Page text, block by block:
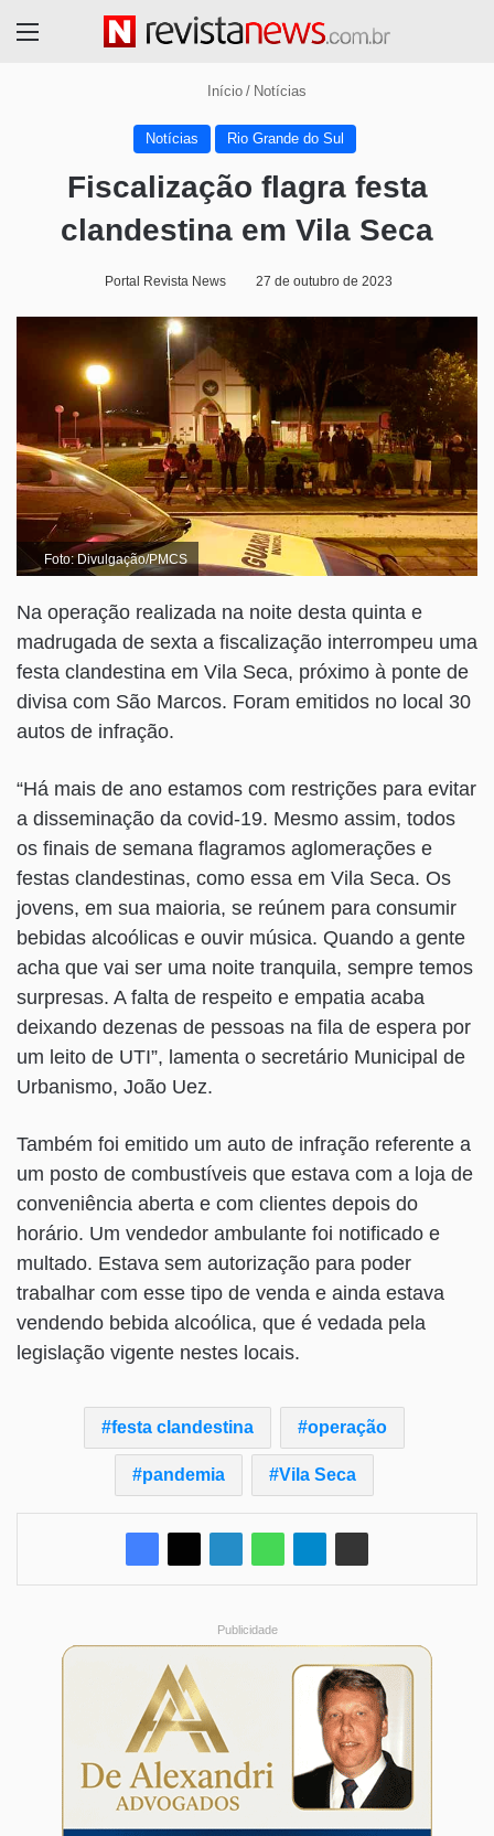
Início / Notícias
Notícias Rio Grande do Sul
Fiscalização flagra festa
clandestina em Vila Seca
Portal Revista News 27 de outubro de 2023
Foto: Divulgação/PMCS
Na operação realizada na noite desta quinta e
madrugada de sexta a fiscalização interrompeu uma
festa clandestina em Vila Seca, próximo à ponte de
divisa com São Marcos. Foram emitidos no local 30
autos de infração.
“Há mais de ano estamos com restrições para evitar
a disseminação da covid-19. Mesmo assim, todos
os finais de semana flagramos aglomerações e
festas clandestinas, como essa em Vila Seca. Os
jovens, em sua maioria, se reúnem para consumir
bebidas alcoólicas e ouvir música. Quando a gente
acha que vai ser uma noite tranquila, sempre temos
surpresas. A falta de respeito e empatia acaba
deixando dezenas de pessoas na fila de espera por
um leito de UTI”, lamenta o secretário Municipal de
Urbanismo, João Uez.
Também foi emitido um auto de infração referente a
um posto de combustíveis que estava com a loja de
conveniência aberta e com clientes depois do
horário. Um vendedor ambulante foi notificado e
multado. Estava sem autorização para poder
trabalhar com esse tipo de venda e ainda estava
vendendo bebida alcoólica, que é vedada pela
legislação vigente nestes locais.
festa clandestina operação
pandemia Vila Seca
Publicidade